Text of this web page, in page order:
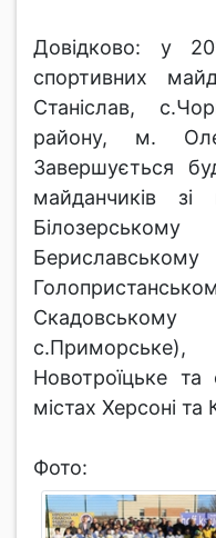
Довідково: у
спортивних
Станіслав,
району, м.
Завершується
майданчиків
с.Приморське),
Новотроїцьке
містах Херсоні та
Фото: